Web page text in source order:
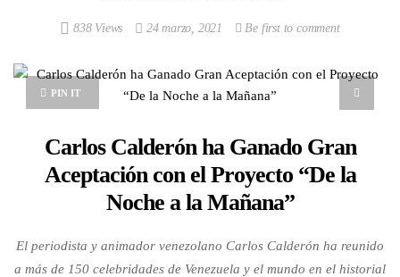
838 Views 24 marzo, 2021 Be first to comment
PIN IT
Carlos Calderón ha Ganado Gran
Aceptación con el Proyecto “De la
Noche a la Mañana”
El periodista y animador venezolano Carlos Calderón ha reunido
a más de 150 celebridades de Venezuela y el mundo en el historial